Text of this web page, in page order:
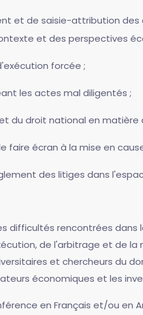
et de saisie-attribution des
et des perspectives
forcée ;
les actes mal diligentés ;
du droit national en
faire écran à la mise en
des litiges dans
difficultés rencontrées
de l'arbitrage et de la
et chercheurs du
économiques et les
en Français et/ou en